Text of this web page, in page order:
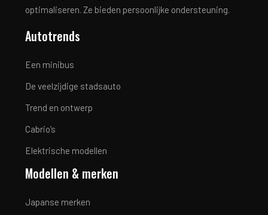
optimaliseren. Ze bieden persoonlijke ondersteuning.
Autotrends
Een minibus
De veelzijdige stadsauto
Trend en ontwerp
Cabrio’s
Elektrische modellen
Modellen & merken
Japanse merken